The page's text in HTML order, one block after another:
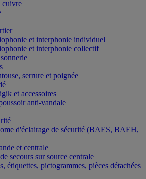
cuivre
et interphonie individuel
et interphonie collectif
serrure et poignée
et accessoires
anti-vandale
d'éclairage de sécurité (BAES, BAEH,
et centrale
secours sur source centrale
étiquettes, pictogrammes, pièces détachées